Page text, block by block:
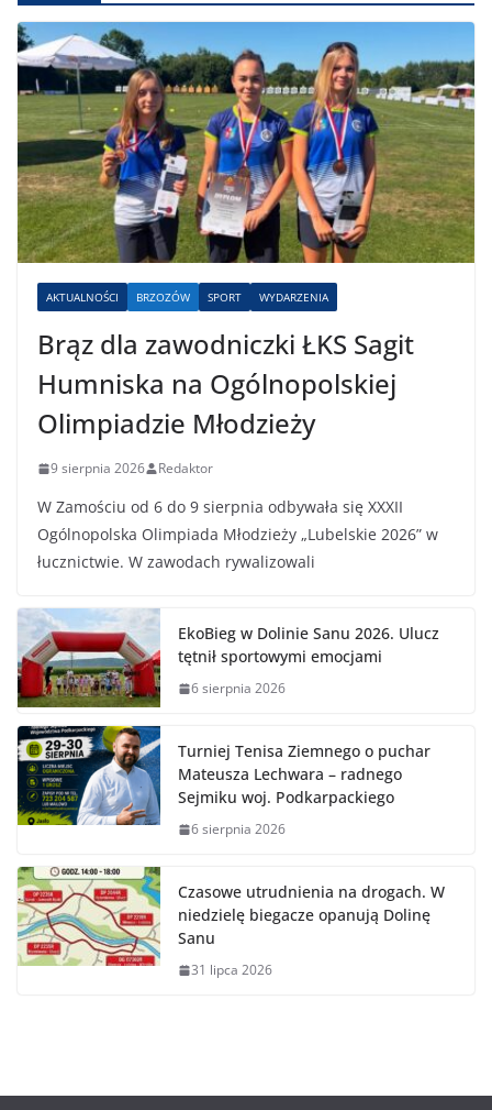
AKTUALNOŚCI BRZOZÓW SPORT WYDARZENIA
Brąz dla zawodniczki ŁKS Sagit
Humniska na Ogólnopolskiej
Olimpiadzie Młodzieży
9 sierpnia 2026 Redaktor
W Zamościu od 6 do 9 sierpnia odbywała się XXXII
Ogólnopolska Olimpiada Młodzieży „Lubelskie 2026” w
łucznictwie. W zawodach rywalizowali
EkoBieg w Dolinie Sanu 2026. Ulucz
tętnił sportowymi emocjami
6 sierpnia 2026
Turniej Tenisa Ziemnego o puchar
Mateusza Lechwara – radnego
Sejmiku woj. Podkarpackiego
6 sierpnia 2026
Czasowe utrudnienia na drogach. W
niedzielę biegacze opanują Dolinę
Sanu
31 lipca 2026